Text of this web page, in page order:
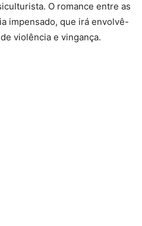
O romance entre as
impensado, que irá envolvê-
violência e vingança.